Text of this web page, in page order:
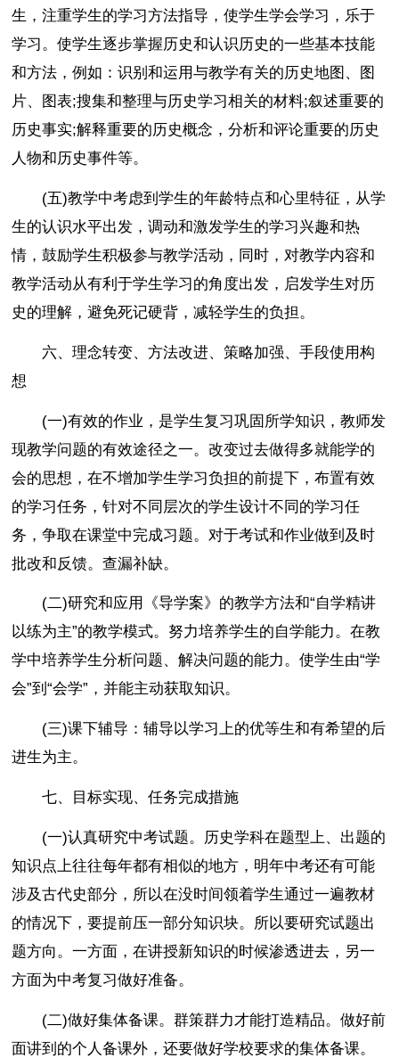
生，注重学生的学习方法指导，使学生学会学习，乐于
学习。使学生逐步掌握历史和认识历史的一些基本技能
和方法，例如：识别和运用与教学有关的历史地图、图
片、图表;搜集和整理与历史学习相关的材料;叙述重要的
历史事实;解释重要的历史概念，分析和评论重要的历史
人物和历史事件等。
(五)教学中考虑到学生的年龄特点和心里特征，从学
生的认识水平出发，调动和激发学生的学习兴趣和热
情，鼓励学生积极参与教学活动，同时，对教学内容和
教学活动从有利于学生学习的角度出发，启发学生对历
史的理解，避免死记硬背，减轻学生的负担。
六、理念转变、方法改进、策略加强、手段使用构
想
(一)有效的作业，是学生复习巩固所学知识，教师发
现教学问题的有效途径之一。改变过去做得多就能学的
会的思想，在不增加学生学习负担的前提下，布置有效
的学习任务，针对不同层次的学生设计不同的学习任
务，争取在课堂中完成习题。对于考试和作业做到及时
批改和反馈。查漏补缺。
(二)研究和应用《导学案》的教学方法和“自学精讲
以练为主”的教学模式。努力培养学生的自学能力。在教
学中培养学生分析问题、解决问题的能力。使学生由“学
会”到“会学”，并能主动获取知识。
(三)课下辅导：辅导以学习上的优等生和有希望的后
进生为主。
七、目标实现、任务完成措施
(一)认真研究中考试题。历史学科在题型上、出题的
知识点上往往每年都有相似的地方，明年中考还有可能
涉及古代史部分，所以在没时间领着学生通过一遍教材
的情况下，要提前压一部分知识块。所以要研究试题出
题方向。一方面，在讲授新知识的时候渗透进去，另一
方面为中考复习做好准备。
(二)做好集体备课。群策群力才能打造精品。做好前
面讲到的个人备课外，还要做好学校要求的集体备课。